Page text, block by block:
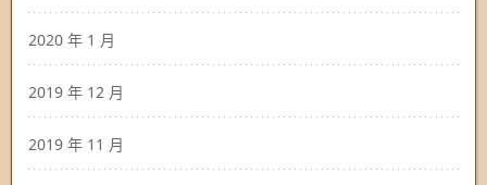
2020 年 1 月
2019 年 12 月
2019 年 11 月